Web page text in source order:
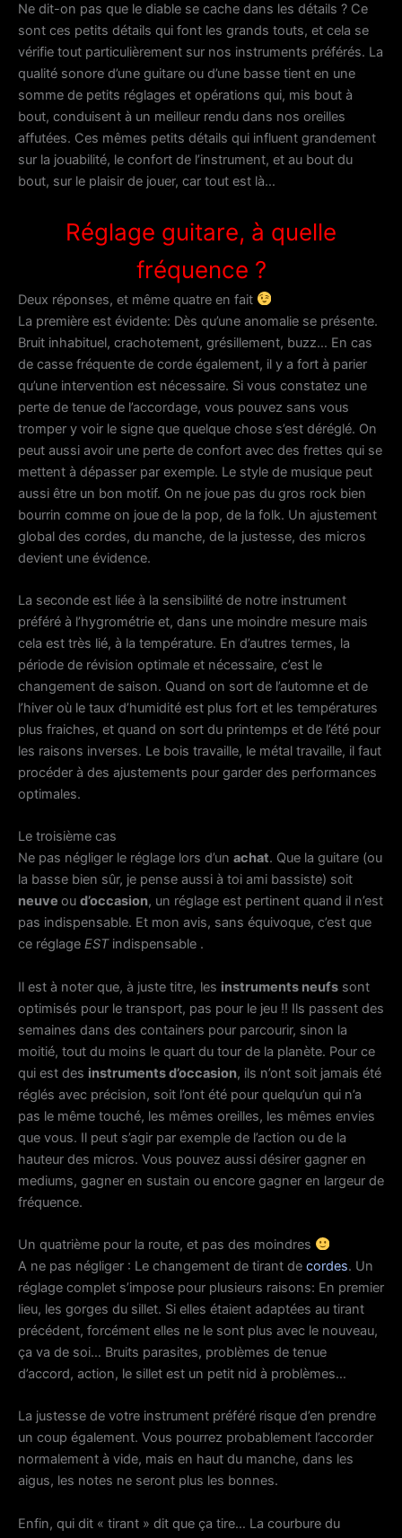
Ne dit-on pas que le diable se cache dans les détails ? Ce
sont ces petits détails qui font les grands touts, et cela se
vérifie tout particulièrement sur nos instruments préférés. La
qualité sonore d’une guitare ou d’une basse tient en une
somme de petits réglages et opérations qui, mis bout à
bout, conduisent à un meilleur rendu dans nos oreilles
affutées. Ces mêmes petits détails qui influent grandement
sur la jouabilité, le confort de l’instrument, et au bout du
bout, sur le plaisir de jouer, car tout est là…
Réglage guitare, à quelle
fréquence ?
Deux réponses, et même quatre en fait
La première est évidente: Dès qu’une anomalie se présente.
Bruit inhabituel, crachotement, grésillement, buzz… En cas
de casse fréquente de corde également, il y a fort à parier
qu’une intervention est nécessaire. Si vous constatez une
perte de tenue de l’accordage, vous pouvez sans vous
tromper y voir le signe que quelque chose s’est déréglé. On
peut aussi avoir une perte de confort avec des frettes qui se
mettent à dépasser par exemple. Le style de musique peut
aussi être un bon motif. On ne joue pas du gros rock bien
bourrin comme on joue de la pop, de la folk. Un ajustement
global des cordes, du manche, de la justesse, des micros
devient une évidence.
La seconde est liée à la sensibilité de notre instrument
préféré à l’hygrométrie et, dans une moindre mesure mais
cela est très lié, à la température. En d’autres termes, la
période de révision optimale et nécessaire, c’est le
changement de saison. Quand on sort de l’automne et de
l’hiver où le taux d’humidité est plus fort et les températures
plus fraiches, et quand on sort du printemps et de l’été pour
les raisons inverses. Le bois travaille, le métal travaille, il faut
procéder à des ajustements pour garder des performances
optimales.
Le troisième cas
Ne pas négliger le réglage lors d’un achat. Que la guitare (ou
la basse bien sûr, je pense aussi à toi ami bassiste) soit
neuve ou d’occasion, un réglage est pertinent quand il n’est
pas indispensable. Et mon avis, sans équivoque, c’est que
ce réglage EST indispensable .
Il est à noter que, à juste titre, les instruments neufs sont
optimisés pour le transport, pas pour le jeu !! Ils passent des
semaines dans des containers pour parcourir, sinon la
moitié, tout du moins le quart du tour de la planète. Pour ce
qui est des instruments d’occasion, ils n’ont soit jamais été
réglés avec précision, soit l’ont été pour quelqu’un qui n’a
pas le même touché, les mêmes oreilles, les mêmes envies
que vous. Il peut s’agir par exemple de l’action ou de la
hauteur des micros. Vous pouvez aussi désirer gagner en
mediums, gagner en sustain ou encore gagner en largeur de
fréquence.
Un quatrième pour la route, et pas des moindres
A ne pas négliger : Le changement de tirant de cordes. Un
réglage complet s’impose pour plusieurs raisons: En premier
lieu, les gorges du sillet. Si elles étaient adaptées au tirant
précédent, forcément elles ne le sont plus avec le nouveau,
ça va de soi… Bruits parasites, problèmes de tenue
d’accord, action, le sillet est un petit nid à problèmes…
La justesse de votre instrument préféré risque d’en prendre
un coup également. Vous pourrez probablement l’accorder
normalement à vide, mais en haut du manche, dans les
aigus, les notes ne seront plus les bonnes.
Enfin, qui dit « tirant » dit que ça tire… La courbure du